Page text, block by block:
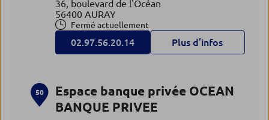
36, boulevard de l'Océan
56400 AURAY
Fermé actuellement
02.97.56.20.14 Plus d’infos
50
Espace banque privée OCEAN
BANQUE PRIVEE